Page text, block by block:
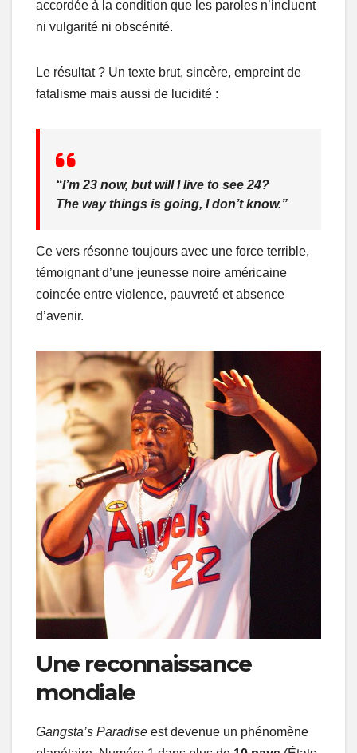
accordée à la condition que les paroles n’incluent
ni vulgarité ni obscénité.
Le résultat ? Un texte brut, sincère, empreint de
fatalisme mais aussi de lucidité :
“I’m 23 now, but will I live to see 24?
The way things is going, I don’t know.”
Ce vers résonne toujours avec une force terrible,
témoignant d’une jeunesse noire américaine
coincée entre violence, pauvreté et absence
d’avenir.
Une reconnaissance
mondiale
Gangsta’s Paradise est devenue un phénomène